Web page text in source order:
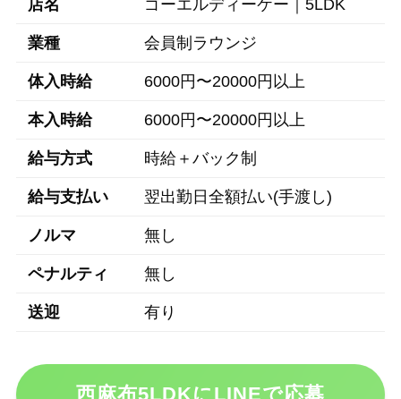
店名 ゴーエルディーケー｜5LDK
業種 会員制ラウンジ
体入時給 6000円〜20000円以上
本入時給 6000円〜20000円以上
給与方式 時給＋バック制
給与支払い 翌出勤日全額払い(手渡し)
ノルマ 無し
ペナルティ 無し
送迎 有り
西麻布5LDKにLINEで応募